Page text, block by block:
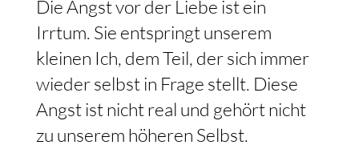
Die Angst vor der Liebe ist ein
Irrtum. Sie entspringt unserem
kleinen Ich, dem Teil, der sich immer
wieder selbst in Frage stellt. Diese
Angst ist nicht real und gehört nicht
zu unserem höheren Selbst.